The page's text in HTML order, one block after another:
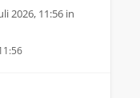
2026, 11:56 in